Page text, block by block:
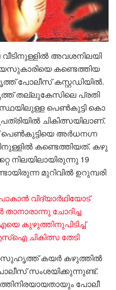
വീ​ടി​നു​ള്ളി​ൽ അ​വ​ശ​നി​ല​യി​
ക​ണ്ടെ​ത്തി​യ
പോലീസ് ക​സ്റ്റ​ഡി​യി​ൽ.
ത​ല്ലു​കേ​സി​ലെ പ്ര​തി​
പെ​ൺ​കു​ട്ടി കൊ​
ചി​കി​ത്സ​യി​ലാ​ണ്.
അ​ർ​ധ​ന​ഗ്ന​
ക​ണ്ടെ​ത്തി​യ​ത്. ക​ഴു​
നി​ല​യി​ലാ​യി​രു​ന്നു 19
മു​റി​വി​ൽ ഉ​റു​മ്പ​രി​
വിദ്യാർഥിയോട്
ചോദിച്ച
കുഴുത്തിനുപിടിച്ച്
എസ്ഐ ചികിത്സ തേടി
ക​യ​ർ ക​ഴു​ത്തി​ൽ
സം​ശ​യി​ക്കു​ന്നു​ണ്ട്.
പോ​ലീ​